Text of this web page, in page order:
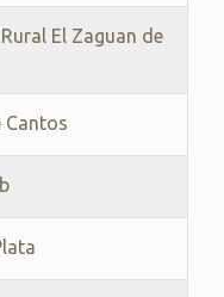
El Zaguan de
Cantos